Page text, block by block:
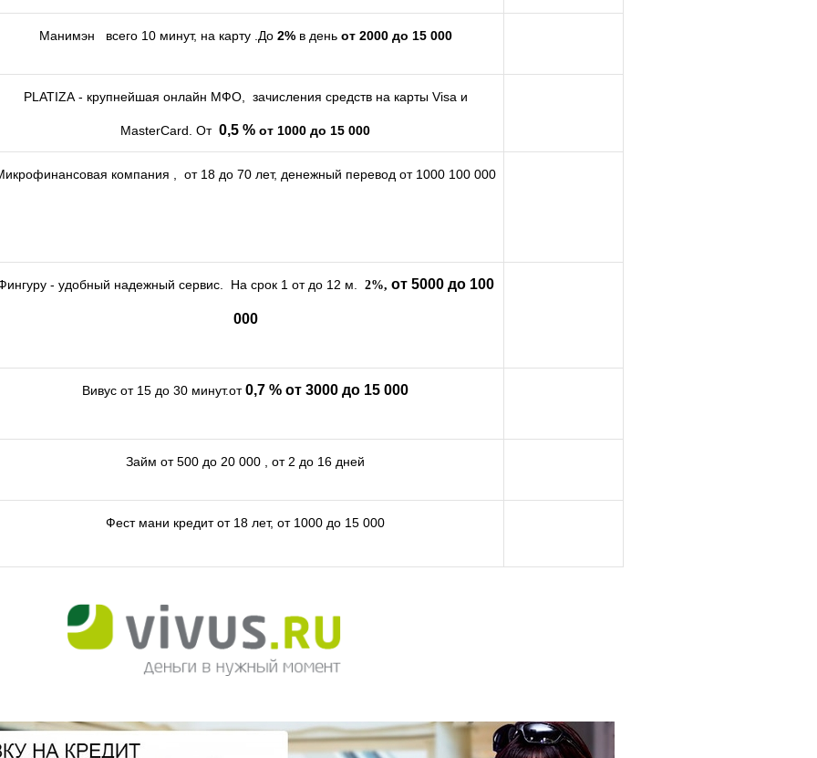
Манимэн всего 10 минут, на карту .До 2%в день от 2000 до 15 000
PLATIZA - крупнейшая онлайн МФО, зачисления средств на карты Visa и
MasterCard. От 0,5 % от 1000 до 15 000
компания , от 18 до 70 лет, денежный перевод от 1000 100 000
- удобный надежный сервис. На срок 1 от до 12 м. 2%, от 5000 до 100
000
Вивус от 15 до 30 минут.от0,7 % от 3000 до 15 000
Займ от 500 до 20 000 , от 2 до 16 дней
Фест мани кредит от 18 лет, от 1000 до 15 000